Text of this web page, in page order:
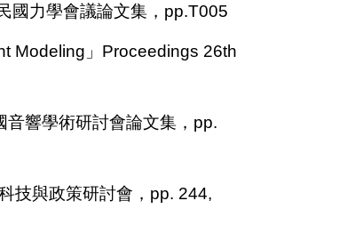
國力學會議論文集，pp.T005
Modeling」Proceedings 26th
響學術研討會論文集，pp.
技與政策研討會，pp. 244,